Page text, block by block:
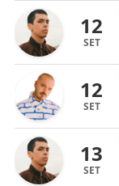
12
SET
12
SET
13
SET